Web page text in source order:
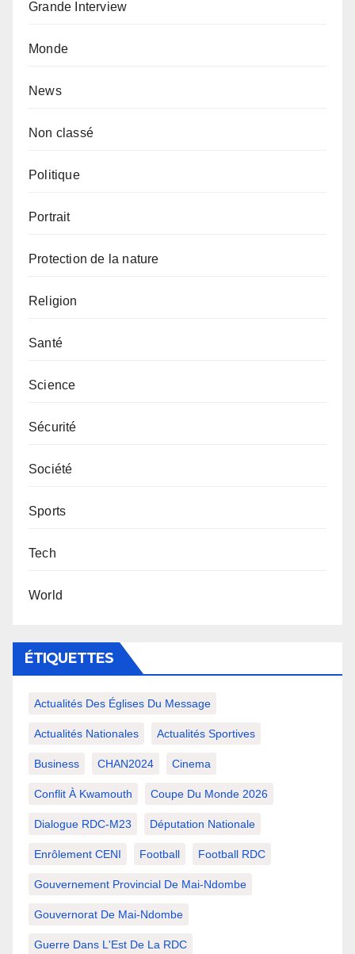
Grande Interview
Monde
News
Non classé
Politique
Portrait
Protection de la nature
Religion
Santé
Science
Sécurité
Société
Sports
Tech
World
ÉTIQUETTES
Actualités Des Églises Du Message
Actualités Nationales Actualités Sportives
Business CHAN2024 Cinema
Conflit À Kwamouth Coupe Du Monde 2026
Dialogue RDC-M23 Députation Nationale
Enrôlement CENI Football Football RDC
Gouvernement Provincial De Mai-Ndombe
Gouvernorat De Mai-Ndombe
Guerre Dans L'Est De La RDC